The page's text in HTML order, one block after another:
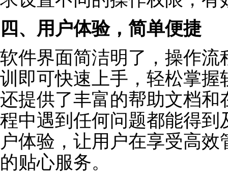
四、用户体验，简单便捷
软件界面简洁明了，操作
训即可快速上手，轻松掌
还提供了丰富的帮助文档
程中遇到任何问题都能得
户体验，让用户在享受高
的贴心服务。